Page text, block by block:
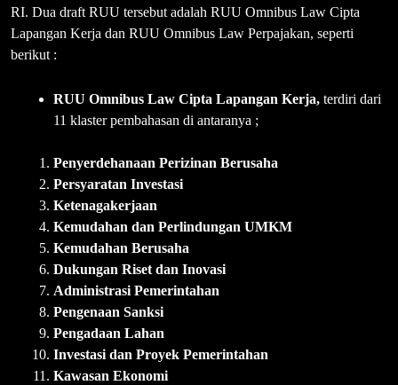
RI. Dua draft RUU tersebut adalah RUU Omnibus Law Cipta
Lapangan Kerja dan RUU Omnibus Law Perpajakan, seperti
berikut :
RUU Omnibus Law Cipta Lapangan Kerja, terdiri dari
11 klaster pembahasan di antaranya ;
Penyerdehanaan Perizinan Berusaha
Persyaratan Investasi
Ketenagakerjaan
Kemudahan dan Perlindungan UMKM
Kemudahan Berusaha
Dukungan Riset dan Inovasi
Administrasi Pemerintahan
Pengenaan Sanksi
Pengadaan Lahan
Investasi dan Proyek Pemerintahan
Kawasan Ekonomi